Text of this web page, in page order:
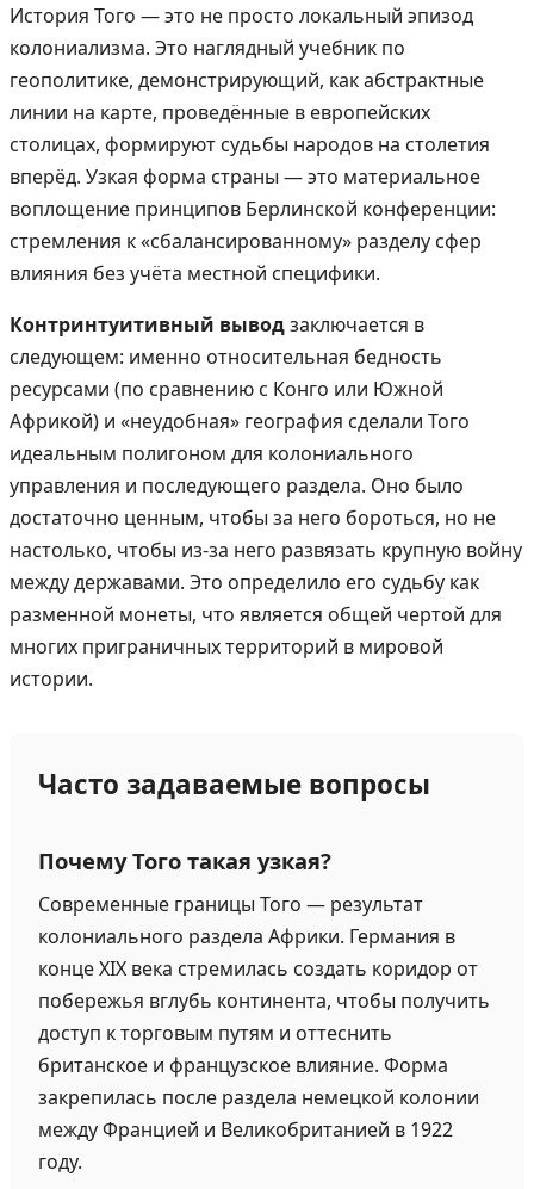
История Того — это не просто локальный эпизод
колониализма. Это наглядный учебник по
геополитике, демонстрирующий, как абстрактные
линии на карте, проведённые в европейских
столицах, формируют судьбы народов на столетия
вперёд. Узкая форма страны — это материальное
воплощение принципов Берлинской конференции:
стремления к «сбалансированному» разделу сфер
влияния без учёта местной специфики.
Контринтуитивный выводзаключается в
следующем: именно относительная бедность
ресурсами (по сравнению с Конго или Южной
Африкой) и «неудобная» география сделали Того
идеальным полигоном для колониального
управления и последующего раздела. Оно было
достаточно ценным, чтобы за него бороться, но не
настолько, чтобы из-за него развязать крупную войну
между державами. Это определило его судьбу как
разменной монеты, что является общей чертой для
многих приграничных территорий в мировой
истории.
Часто задаваемые вопросы
Почему Того такая узкая?
Современные границы Того — результат
колониального раздела Африки. Германия в
конце XIX века стремилась создать коридор от
побережья вглубь континента, чтобы получить
доступ к торговым путям и оттеснить
британское и французское влияние. Форма
закрепилась после раздела немецкой колонии
между Францией и Великобританией в 1922
году.